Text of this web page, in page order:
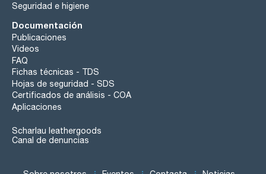
Seguridad e higiene
Documentación
Publicaciones
Videos
FAQ
Fichas técnicas - TDS
Hojas de seguridad - SDS
Certificados de análisis - COA
Aplicaciones
Scharlau leathergoods
Canal de denuncias